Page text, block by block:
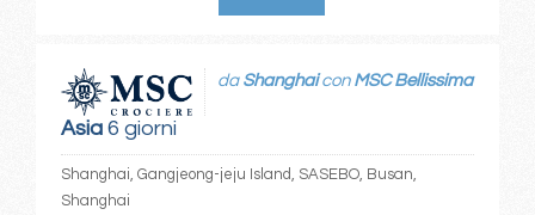
Asia6 giorni
da Shanghaicon MSC Bellissima
Shanghai, Gangjeong-jeju Island, SASEBO, Busan,
Shanghai